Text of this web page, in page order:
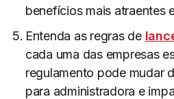
benefícios mais atraentes
Entenda as regras de
cada uma das empresas
regulamento pode mudar
para administradora e